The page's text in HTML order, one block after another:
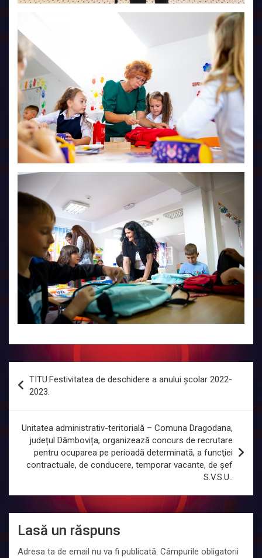
în
articole
TITU:Festivitatea de deschidere a anului școlar 2022-
2023.
Unitatea administrativ-teritorială – Comuna Dragodana,
județul Dâmbovița, organizează concurs de recrutare
pentru ocuparea pe perioadă determinată, a funcţiei
contractuale, de conducere, temporar vacante, de șef
S.V.S.U..
Lasă un răspuns
Adresa ta de email nu va fi publicată. Câmpurile obligatorii